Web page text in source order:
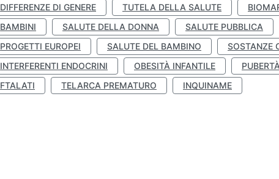
DIFFERENZE DI GENERE
TUTELA DELLA SALUTE
BAMBINI
SALUTE DELLA DONNA
SALUTE PUBBLICA
PROGETTI EUROPEI
SALUTE DEL BAMBINO
SOSTANZE
INTERFERENTI ENDOCRINI
OBESITÀ INFANTILE
FTALATI
TELARCA PREMATURO INQUINAME